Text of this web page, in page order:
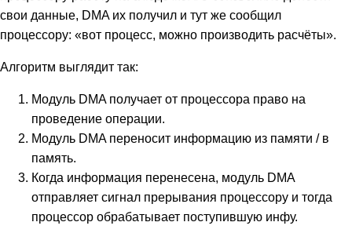
свои данные, DMA их получил и тут же сообщил
процессору: «вот процесс, можно производить расчёты».
Алгоритм выглядит так:
Модуль DMA получает от процессора право на
проведение операции.
Модуль DMA переносит информацию из памяти / в
память.
Когда информация перенесена, модуль DMA
отправляет сигнал прерывания процессору и тогда
процессор обрабатывает поступившую инфу.